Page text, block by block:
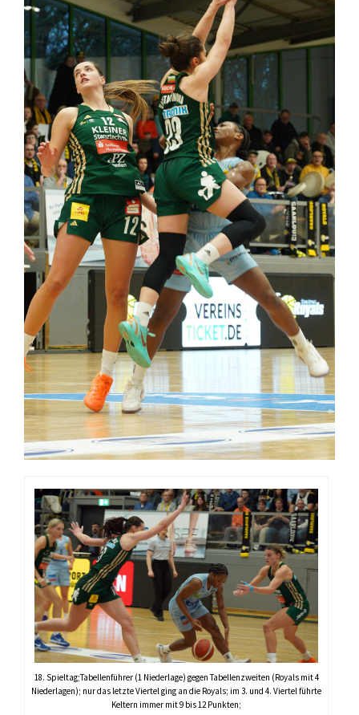
18. Spieltag;Tabellenführer (1 Niederlage) gegen Tabellenzweiten (Royals mit 4
Niederlagen); nur das letzte Viertel ging an die Royals; im 3. und 4. Viertel führte
Keltern immer mit 9 bis 12 Punkten;